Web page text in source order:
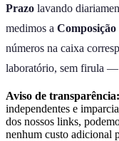
Prazo lavando
medimos a
números na caixa
laboratório, sem firula —
Aviso de transparência:
independentes e
dos nossos links,
nenhum custo adicional